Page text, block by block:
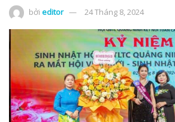
bởi editor 24 Tháng 8, 2024